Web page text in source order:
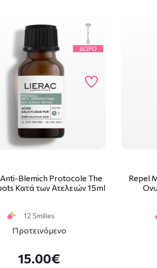
Blemich Protocole The
Κατά των Ατελειών 15ml
12 Smilies
Προτεινόμενο
15.00€
Repel